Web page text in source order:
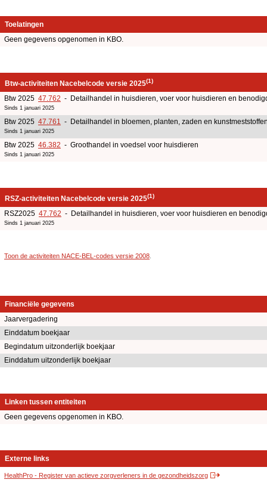
Toelatingen
Geen gegevens opgenomen in KBO.
Btw-activiteiten Nacebelcode versie 2025(1)
Btw 2025 47.762 - Detailhandel in huisdieren, voer voor huisdieren en
Sinds 1 januari 2025
Btw 2025 47.761 - Detailhandel in bloemen, planten, zaden en
Sinds 1 januari 2025
Btw 2025 46.382 - Groothandel in voedsel voor huisdieren
Sinds 1 januari 2025
RSZ-activiteiten Nacebelcode versie 2025(1)
RSZ2025 47.762 - Detailhandel in huisdieren, voer voor huisdieren en
Sinds 1 januari 2025
Toon de activiteiten NACE-BEL-codes versie 2008
Financiële gegevens
Jaarvergadering
Einddatum boekjaar
Begindatum uitzonderlijk boekjaar
Einddatum uitzonderlijk boekjaar
Linken tussen entiteiten
Geen gegevens opgenomen in KBO.
Externe links
HealthPro - Register van actieve zorgverleners in de gezondheidszorg